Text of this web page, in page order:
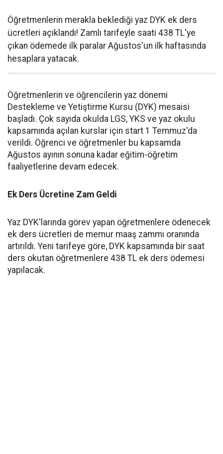
Öğretmenlerin merakla beklediği yaz DYK ek ders
ücretleri açıklandı! Zamlı tarifeyle saati 438 TL'ye
çıkan ödemede ilk paralar Ağustos'un ilk haftasında
hesaplara yatacak.
Öğretmenlerin ve öğrencilerin yaz dönemi
Destekleme ve Yetiştirme Kursu (DYK) mesaisi
başladı. Çok sayıda okulda LGS, YKS ve yaz okulu
kapsamında açılan kurslar için start 1 Temmuz'da
verildi. Öğrenci ve öğretmenler bu kapsamda
Ağustos ayının sonuna kadar eğitim-öğretim
faaliyetlerine devam edecek.
Ek Ders Ücretine Zam Geldi
Yaz DYK'larında görev yapan öğretmenlere ödenecek
ek ders ücretleri de memur maaş zammı oranında
artırıldı. Yeni tarifeye göre, DYK kapsamında bir saat
ders okutan öğretmenlere 438 TL ek ders ödemesi
yapılacak.